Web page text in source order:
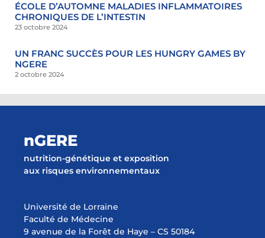
ÉCOLE D’AUTOMNE MALADIES INFLAMMATOIRES
CHRONIQUES DE L’INTESTIN
23 octobre 2024
UN FRANC SUCCÈS POUR LES HUNGRY GAMES BY
NGERE
2 octobre 2024
nGERE
nutrition-génétique et exposition
aux risques environnementaux
Université de Lorraine
Faculté de Médecine
9 avenue de la Forêt de Haye – CS 50184